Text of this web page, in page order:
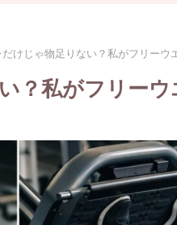
けじゃ物足りない？私がフリーウ
？私がフリー